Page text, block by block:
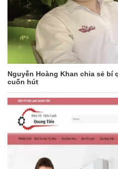
Nguyễn Hoàng Khan chia sẻ bí
cuốn hút